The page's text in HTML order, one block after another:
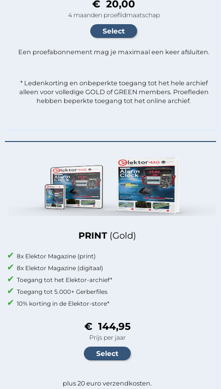
PRINT (Gold)
8x Elektor Magazine (print)
8x Elektor Magazine (digitaal)
Toegang tot het Elektor-archief*
Toegang tot 5.000+ Gerberfiles
10% korting in de Elektor-store*
€ 144,95
Prijs per jaar
plus 20 euro verzendkosten.
€ 20,00
4 maanden proeflidmaatschap
Een proefabonnement mag je maximaal een keer afsluiten.
* Ledenkorting en onbeperkte toegang tot het hele archief
alleen voor volledige GOLD of GREEN members. Proefleden
hebben beperkte toegang tot het online archief.